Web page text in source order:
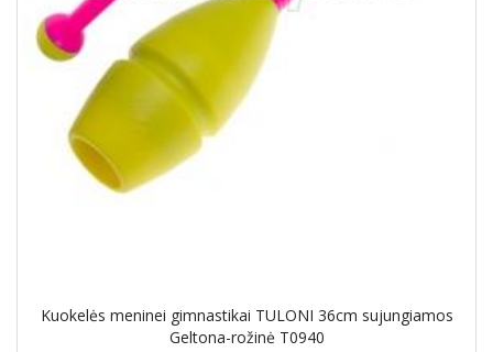
Kuokelės meninei gimnastikai TULONI 36cm sujungiamos
Geltona-rožinė T0940